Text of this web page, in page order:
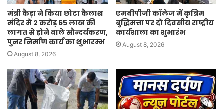
मंत्री कैड़ा ने किया छोटा कैलाश
मंदिर मे 2 करोड़ 65 लाख की
लागत से होने वाले सौन्दर्यकरण,
पुनर निर्माण कार्य का शुभारम्भ
August 8, 2026
एमबीपीजी कॉलेज में कृत्रिम
बुद्धिमत्ता पर दो दिवसीय राष्ट्रीय
कार्यशाला का शुभारंभ
August 8, 2026